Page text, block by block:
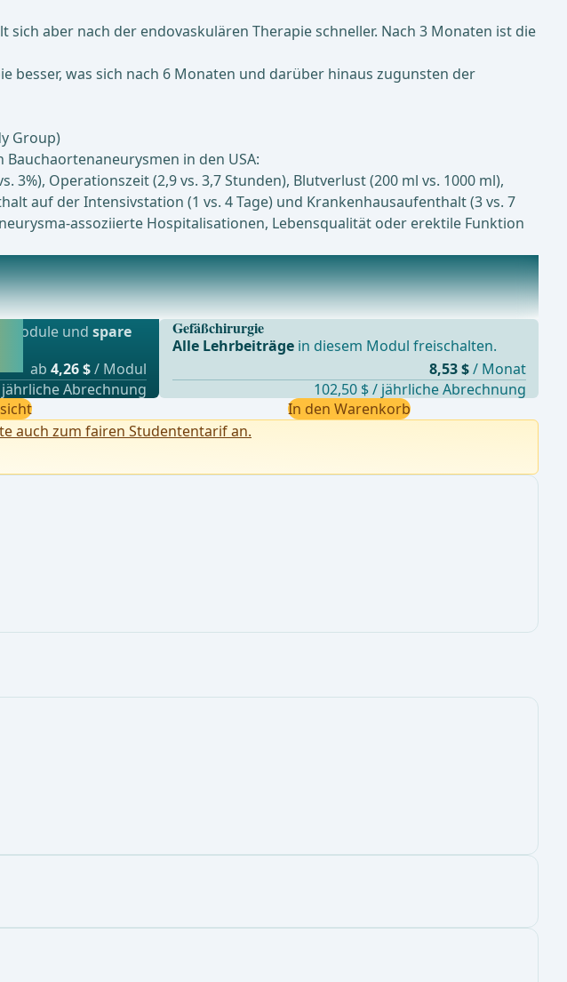
aber nach der endovaskulären Therapie schneller. Nach 3 Monaten ist die
besser, was sich nach 6 Monaten und darüber hinaus zugunsten der
Group)
in den USA:
Operationszeit (2,9 vs. 3,7 Stunden), Blutverlust (200 ml vs. 1000 ml),
auf der Intensivstation (1 vs. 4 Tage) und Krankenhausaufenthalt (3 vs. 7
assoziierte Hospitalisationen, Lebensqualität oder erektile Funktion
Vergleich
undspare
ab 4,26 $/ Modul
jährliche Abrechnung
Gefäßchirurgie
Alle Lehrbeiträgein diesem Modul freischalten.
8,53 $ / Monat
102,50 $ / jährliche Abrechnung
In den Warenkorb
auch zum fairen Studententarif an.